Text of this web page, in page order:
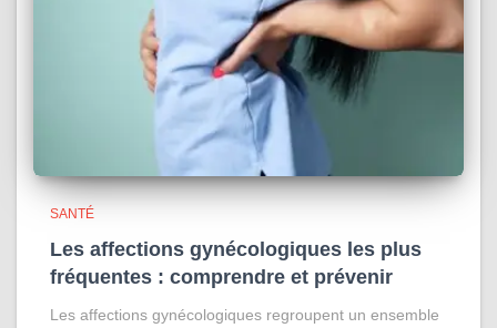
SANTÉ
Les affections gynécologiques les plus
fréquentes : comprendre et prévenir
Les affections gynécologiques regroupent un ensemble